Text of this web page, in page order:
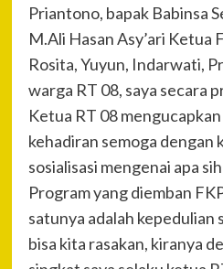
Priantono, bapak Babinsa
M.Ali Hasan Asy’ari
Rosita, Yuyun, Indarwati,
warga RT 08, saya secara
Ketua RT 08
kehadiran semoga dengan
sosialisasi mengenai apa
Program yang diemban
satunya adalah kepedulian
bisa kita rasakan, kiranya